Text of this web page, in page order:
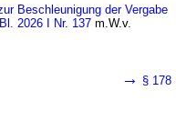
und
Beschleunigung der Vergabe
2026 I Nr. 137 m.W.v.
→ § 178